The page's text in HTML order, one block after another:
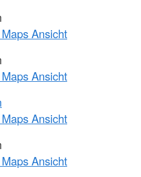
Ansicht
Ansicht
Ansicht
Ansicht